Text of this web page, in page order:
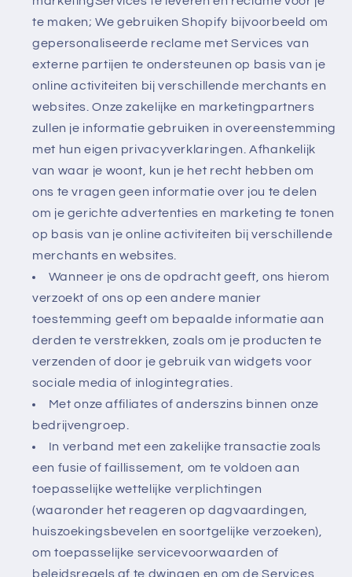
te maken; We gebruiken Shopify bijvoorbeeld om
gepersonaliseerde reclame met Services van
externe partijen te ondersteunen op basis van je
online activiteiten bij verschillende merchants en
websites. Onze zakelijke en marketingpartners
zullen je informatie gebruiken in overeenstemming
met hun eigen privacyverklaringen. Afhankelijk
van waar je woont, kun je het recht hebben om
ons te vragen geen informatie over jou te delen
om je gerichte advertenties en marketing te tonen
op basis van je online activiteiten bij verschillende
merchants en websites.
Wanneer je ons de opdracht geeft, ons hierom
verzoekt of ons op een andere manier
toestemming geeft om bepaalde informatie aan
derden te verstrekken, zoals om je producten te
verzenden of door je gebruik van widgets voor
sociale media of inlogintegraties.
Met onze affiliates of anderszins binnen onze
bedrijvengroep.
In verband met een zakelijke transactie zoals
een fusie of faillissement, om te voldoen aan
toepasselijke wettelijke verplichtingen
(waaronder het reageren op dagvaardingen,
huiszoekingsbevelen en soortgelijke verzoeken),
om toepasselijke servicevoorwaarden of
beleidsregels af te dwingen en om de Services,